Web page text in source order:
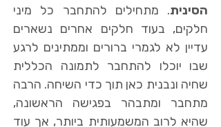
הסינית. מתחילים להתחבר כל מיני
חלקים, בעוד חלקים אחרים נשארים
עדיין לא לגמרי ברורים וממתינים לרגע
שבו יוכלו להתחבר לתמונה הכללית
שחיה ונבנית כאן תוך כדי השיחה. הרבה
מתחבר ומתבהר בפגישה הראשונה,
שהיא לרוב המשמעותית ביותר, אך עוד